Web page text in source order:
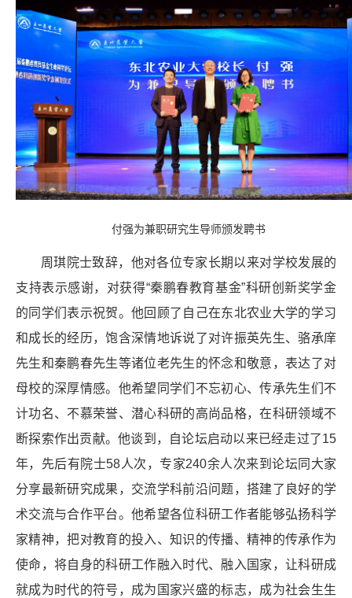
付强为兼职研究生导师颁发聘书
周琪院士致辞，他对各位专家长期以来对学校发展的
支持表示感谢，对获得“秦鹏春教育基金”科研创新奖学金
的同学们表示祝贺。他回顾了自己在东北农业大学的学习
和成长的经历，饱含深情地诉说了对许振英先生、骆承庠
先生和秦鹏春先生等诸位老先生的怀念和敬意，表达了对
母校的深厚情感。他希望同学们不忘初心、传承先生们不
计功名、不慕荣誉、潜心科研的高尚品格，在科研领域不
断探索作出贡献。他谈到，自论坛启动以来已经走过了15
年，先后有院士58人次，专家240余人次来到论坛同大家
分享最新研究成果，交流学科前沿问题，搭建了良好的学
术交流与合作平台。他希望各位科研工作者能够弘扬科学
家精神，把对教育的投入、知识的传播、精神的传承作为
使命，将自身的科研工作融入时代、融入国家，让科研成
就成为时代的符号，成为国家兴盛的标志，成为社会生生